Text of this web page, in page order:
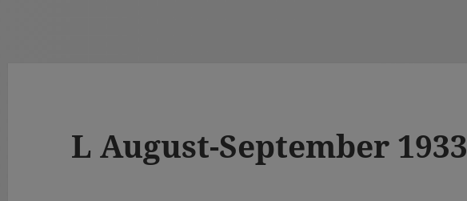
L August-September 1933